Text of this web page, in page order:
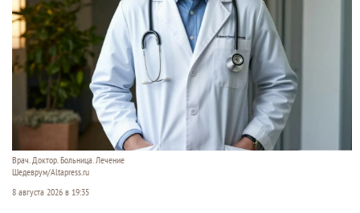
Врач. Доктор. Больница. Лечение
Шедеврум/Altapress.ru
8 августа 2026 в 19:35